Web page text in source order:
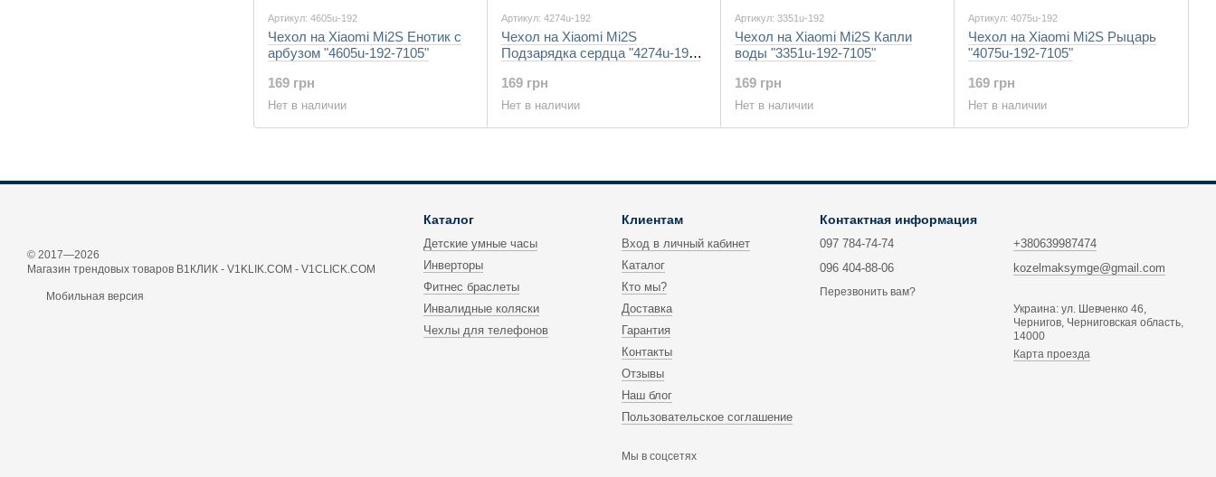
Артикул: 4605u-192
Чехол на Xiaomi Mi2S Енотик с
арбузом "4605u-192-7105"
169 грн
Нет в наличии
Артикул: 4274u-192
Чехол на Xiaomi Mi2S
Подзарядка сердца "4274u-192-
169 грн
Нет в наличии
Артикул: 3351u-192
Чехол на Xiaomi Mi2S Капли
воды "3351u-192-7105"
169 грн
Нет в наличии
Артикул: 4075u-192
Чехол на Xiaomi Mi2S Рыцарь
"4075u-192-7105"
169 грн
Нет в наличии
© 2017—2026
Магазин трендовых товаров В1КЛИК - V1KLIK.COM - V1CLICK.COM
Мобильная версия
Каталог
Детские умные часы
Инверторы
Фитнес браслеты
Инвалидные коляски
Чехлы для телефонов
Клиентам
Вход в личный кабинет
Каталог
Кто мы?
Доставка
Гарантия
Контакты
Отзывы
Наш блог
Пользовательское соглашение
Мы в соцсетях
Контактная информация
097 784-74-74
096 404-88-06
Перезвонить вам?
+380639987474
kozelmaksymge@gmail.com
Украина: ул. Шевченко 46,
Чернигов, Черниговская область,
14000
Карта проезда